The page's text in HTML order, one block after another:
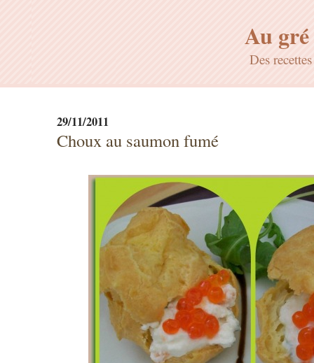
Au gré
Des
29/11/2011
Choux au saumon fumé